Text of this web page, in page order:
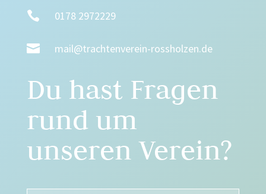
 0178 2972229
 mail@trachtenverein-rossholzen.de
Du hast Fragen
rund um
unseren Verein?